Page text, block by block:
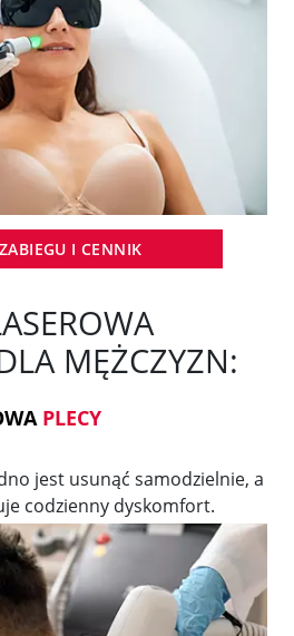
I CENNIK
MĘŻCZYZN:
PLECY
jest usunąć samodzielnie, a
codzienny dyskomfort.